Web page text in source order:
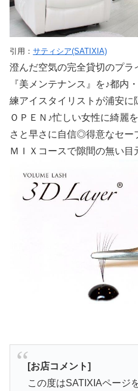
引用： サティシア(SATIXIA)
澄んだ空気の完全貸切のプ
『美メンテナンス』を♪都内
練アイスタイリストが浦安
ＯＰＥＮ♪忙しい女性に綺麗
さと早さに自信◎得意なセー
ＭＩＸコースで隙間の無い目
[お店コメント]
この度はSATIXIAページ